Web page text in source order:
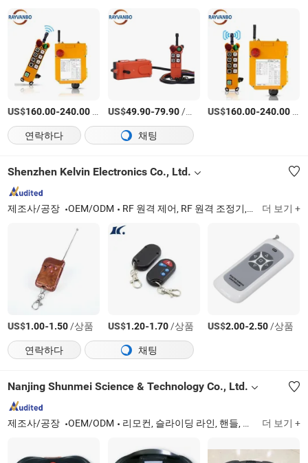
US$160.00-240.00 US$49.90-79.90/상품 US$160.00-240.00
연락하다
채팅
Shenzhen Kelvin Electronics Co., Ltd.
제조사/공장 OEM/ODM RF 원격 제어, RF 원격 조정기, RF 송신기 및 수신기 모듈, 무선 호출 시스템, 맞춤형 제품 더 보기 +
US$1.00-1.50/상품 US$1.20-1.70/상품 US$2.00-2.50/상품
연락하다
채팅
Nanjing Shunmei Science & Technology Co., Ltd.
제조사/공장 OEM/ODM 리모컨, 슬라이딩 라인, 핸들, 안테나 더 보기 +